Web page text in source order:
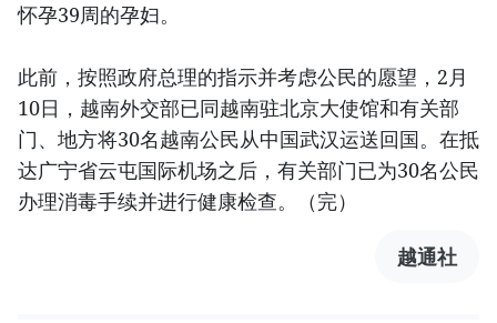
怀孕39周的孕妇。
此前，按照政府总理的指示并考虑公民的愿望，2月
10日，越南外交部已同越南驻北京大使馆和有关部
门、地方将30名越南公民从中国武汉运送回国。在抵
达广宁省云屯国际机场之后，有关部门已为30名公民
办理消毒手续并进行健康检查。（完）
越通社